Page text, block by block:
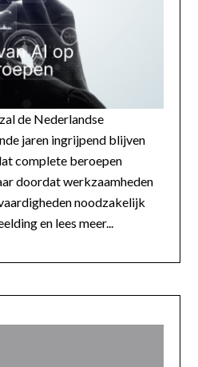
de Nederlandse
jaren ingrijpend blijven
complete beroepen
doordat werkzaamheden
noodzakelijk
en lees meer...